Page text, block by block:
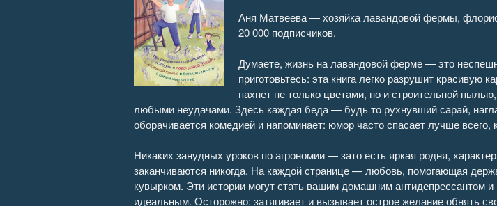
Аня Матвеева — хозяйка лавандовой фермы,
20 000 подписчиков.
Думаете, жизнь на лавандовой ферме — это
приготовьтесь: эта книга легко разрушит красивую
пахнет не только цветами, но и строительной
любыми неудачами. Здесь каждая беда — будь то рухнувший сарай,
оборачивается комедией и напоминает: юмор часто спасает лучше всего,
Никаких занудных уроков по агрономии — зато есть яркая родня,
заканчиваются никогда. На каждой странице — любовь, помогающая
кувырком. Эти истории могут стать вашим домашним антидепрессантом
идеальным. Осторожно: затягивает и вызывает острое желание обнять